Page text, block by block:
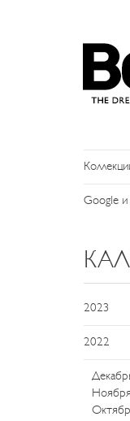
Google
2023
2022
Ноября